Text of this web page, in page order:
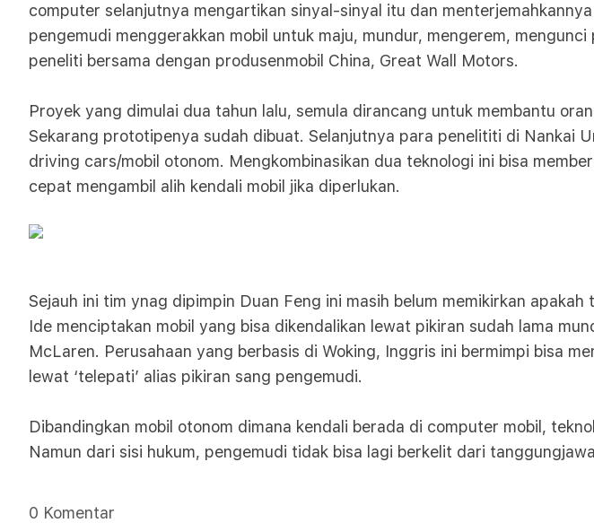
computer selanjutnya mengartikan sinyal-sinyal itu dan
pengemudi menggerakkan mobil untuk maju, mundur, mengerem,
peneliti bersama dengan produsenmobil China, Great Wall Motors.
Proyek yang dimulai dua tahun lalu, semula dirancang untuk membantu
Sekarang prototipenya sudah dibuat. Selanjutnya para penelititi di Nankai
driving cars/mobil otonom. Mengkombinasikan dua teknologi ini bisa
cepat mengambil alih kendali mobil jika diperlukan.
Sejauh ini tim ynag dipimpin Duan Feng ini masih belum memikirkan
Ide menciptakan mobil yang bisa dikendalikan lewat pikiran sudah lama
McLaren. Perusahaan yang berbasis di Woking, Inggris ini bermimpi bisa
lewat ‘telepati’ alias pikiran sang pengemudi.
Dibandingkan mobil otonom dimana kendali berada di computer mobil,
Namun dari sisi hukum, pengemudi tidak bisa lagi berkelit dari
0 Komentar